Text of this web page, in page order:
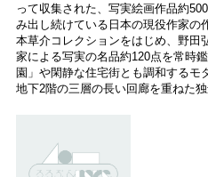
って収集された、写実絵画作品約
み出し続けている日本の現役作家の
本草介コレクションをはじめ、野田
家による写実の名品約120点を常時
園」や閑静な住宅街とも調和するモ
地下2階の三層の長い回廊を重ねた